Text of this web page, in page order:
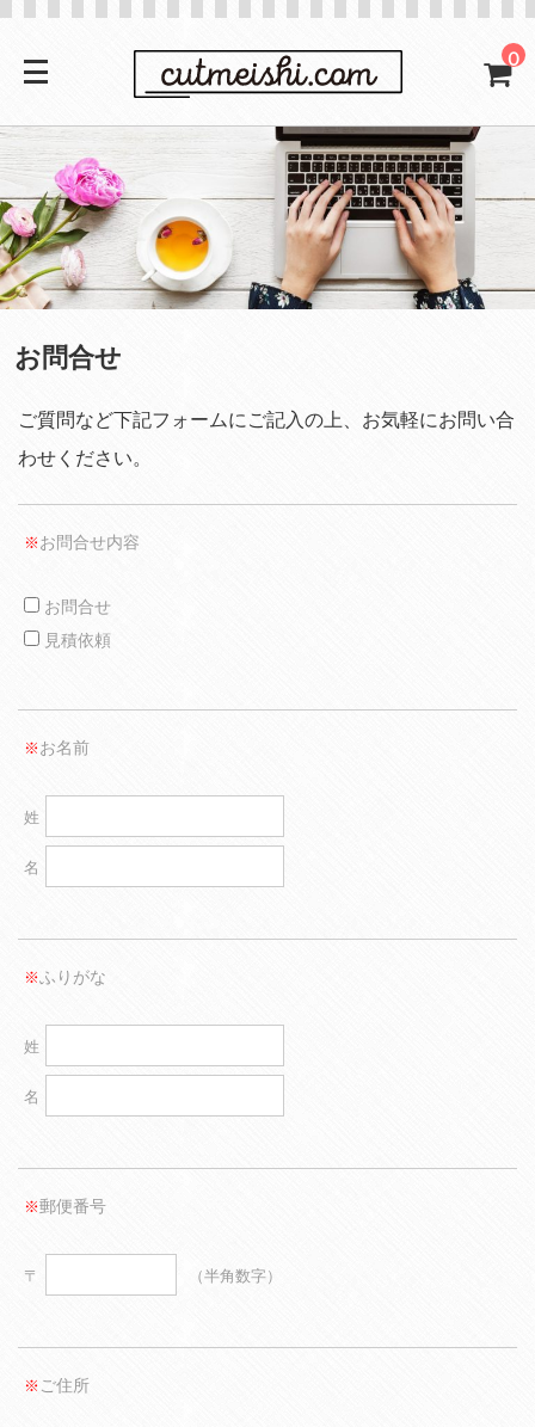
0
お問合せ
ご質問など下記フォームにご記入の上、お気軽にお問い合
わせください。
※ お問合せ内容
お問合せ
見積依頼
※ お名前
姓
名
※ふりがな
姓
名
※郵便番号
〒 （半角数字）
※ ご住所